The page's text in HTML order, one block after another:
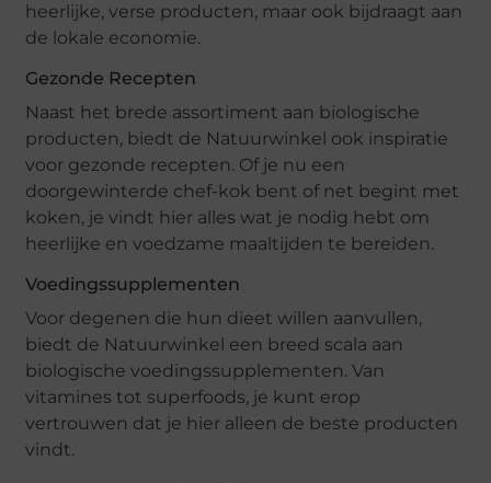
heerlijke, verse producten, maar ook bijdraagt aan
de lokale economie.
Gezonde Recepten
Naast het brede assortiment aan biologische
producten, biedt de Natuurwinkel ook inspiratie
voor gezonde recepten. Of je nu een
doorgewinterde chef-kok bent of net begint met
koken, je vindt hier alles wat je nodig hebt om
heerlijke en voedzame maaltijden te bereiden.
Voedingssupplementen
Voor degenen die hun dieet willen aanvullen,
biedt de Natuurwinkel een breed scala aan
biologische voedingssupplementen. Van
vitamines tot superfoods, je kunt erop
vertrouwen dat je hier alleen de beste producten
vindt.